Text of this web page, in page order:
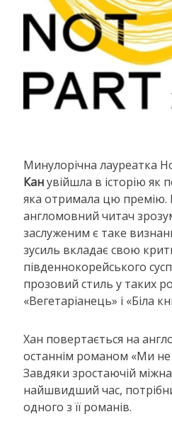
Минулорічна лауреатка
Канувійшла в історію як
яка отримала цю премію.
англомовний читач
заслуженим є таке
зусиль вкладає свою
південнокорейського
прозовий стиль у таких
«Вегетаріанець» і «Біла
Хан повертається на
останнім романом «Ми не
Завдяки зростаючій
найшвидший час,
одного з її романів.